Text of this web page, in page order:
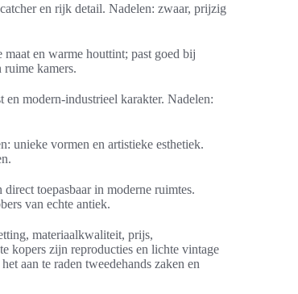
en rijk detail. Nadelen: zwaar, prijzig
en warme houttint; past goed bij
ruime kamers.
modern-industrieel karakter. Nadelen:
unieke vormen en artistieke esthetiek.
toepasbaar in moderne ruimtes.
van echte antiek.
materiaalkwaliteit, prijs,
kopers zijn reproducties en lichte vintage
aan te raden tweedehands zaken en